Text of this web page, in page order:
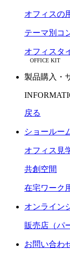
オフィスの
テーマ別コ
オフィスタ
OFFICE KIT
製品購入・
戻る
ショールー
オフィス見
共創空間
在宅ワーク
オンライン
販売店（パ
お問い合わ